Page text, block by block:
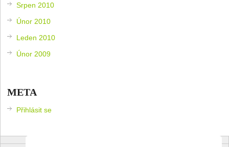
Srpen 2010
Únor 2010
Leden 2010
Únor 2009
META
Přihlásit se